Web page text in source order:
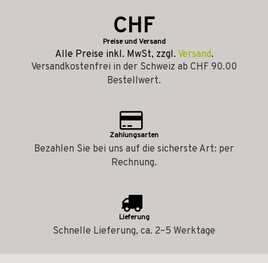
CHF
Preise und Versand
Alle Preise inkl. MwSt, zzgl. Versand.
Versandkostenfrei in der Schweiz ab CHF 90.00
Bestellwert.
Zahlungsarten
Bezahlen Sie bei uns auf die sicherste Art: per
Rechnung.
Lieferung
Schnelle Lieferung, ca. 2–5 Werktage